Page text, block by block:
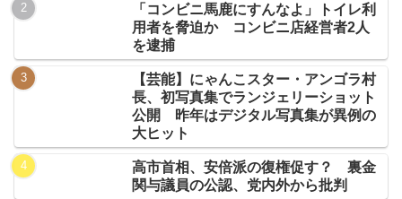
「コンビニ馬鹿にすんなよ」トイレ利
用者を脅迫か コンビニ店経営者2人
を逮捕
【芸能】にゃんこスター・アンゴラ村
長、初写真集でランジェリーショット
公開 昨年はデジタル写真集が異例の
大ヒット
高市首相、安倍派の復権促す？ 裏金
関与議員の公認、党内外から批判